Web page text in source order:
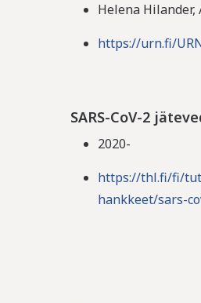
Helena
https://urn.fi/
SARS-CoV-2
2020-
https://thl.fi/fi/
hankkeet/sars-